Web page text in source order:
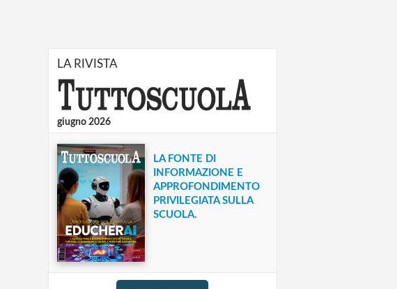
LA RIVISTA
giugno 2026
LA FONTE DI
INFORMAZIONE E
APPROFONDIMENTO
PRIVILEGIATA SULLA
SCUOLA.